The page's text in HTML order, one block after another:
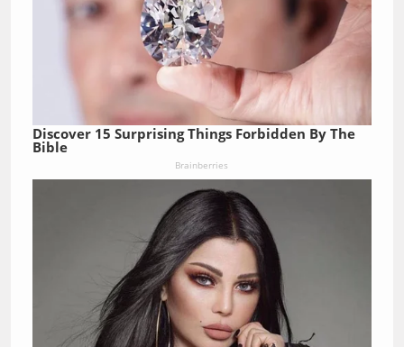
Discover 15 Surprising Things Forbidden By The
Bible
Brainberries